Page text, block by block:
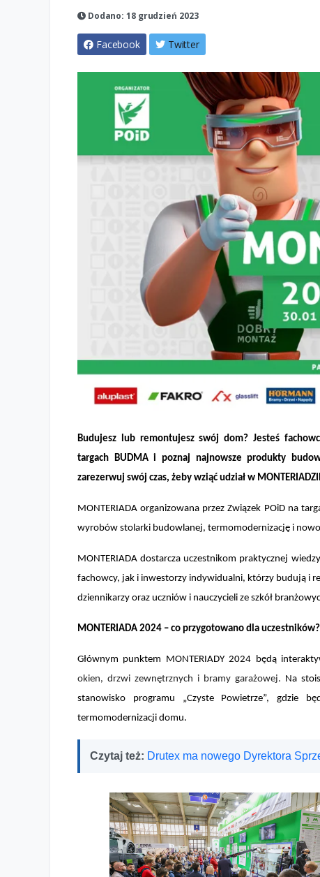
Dodano: 18 grudzień 2023
Facebook Twitter
Budujesz lub remontujesz swój dom? Jesteś
targach BUDMA i poznaj najnowsze produkty
zarezerwuj swój czas, żeby wziąć udział w
MONTERIADA organizowana przez Związek POiD na
wyrobów stolarki budowlanej, termomodernizację i
MONTERIADA dostarcza uczestnikom praktycznej
fachowcy, jak i inwestorzy indywidualni, którzy budują i
dziennikarzy oraz uczniów i nauczycieli ze szkół
MONTERIADA 2024 – co przygotowano dla uczestników?
Głównym punktem MONTERIADY 2024 będą
okien, drzwi zewnętrznych i bramy garażowej. Na
stanowisko programu „Czyste Powietrze”, gdzie
termomodernizacji domu.
Czytaj też: Drutex ma nowego Dyrektora